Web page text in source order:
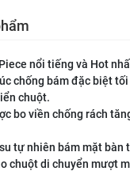
nổi tiếng và Hot
chống bám đặc biệt
chuột.
bo viền chống rách
tự nhiên bám mặt bàn
chuột di chuyển mượt